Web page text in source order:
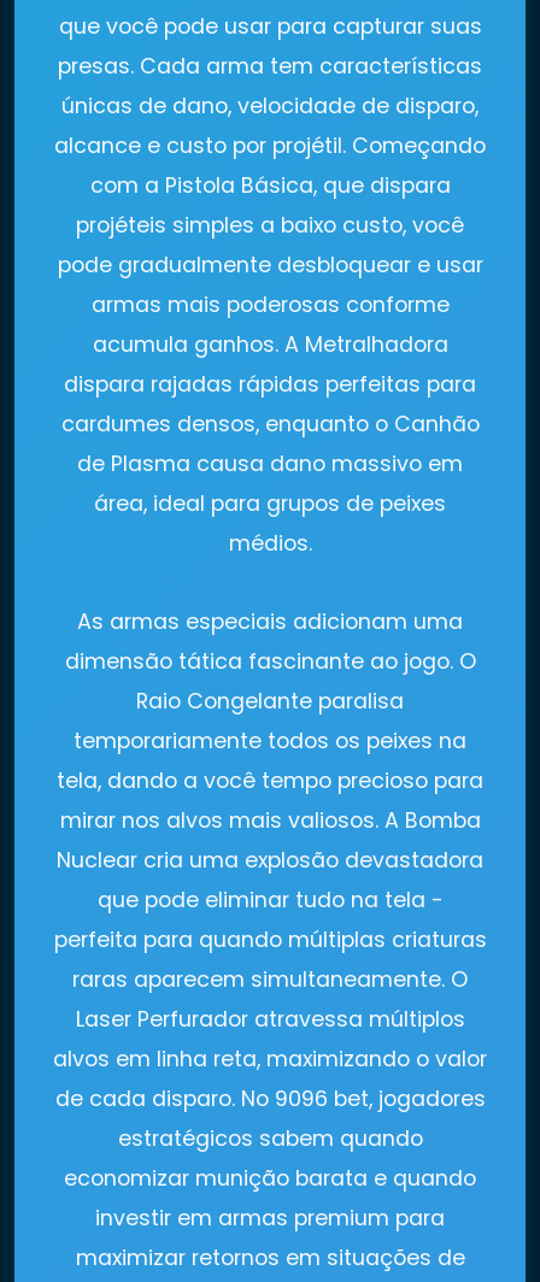
que você pode usar para capturar suas
presas. Cada arma tem características
únicas de dano, velocidade de disparo,
alcance e custo por projétil. Começando
com a Pistola Básica, que dispara
projéteis simples a baixo custo, você
pode gradualmente desbloquear e usar
armas mais poderosas conforme
acumula ganhos. A Metralhadora
dispara rajadas rápidas perfeitas para
cardumes densos, enquanto o Canhão
de Plasma causa dano massivo em
área, ideal para grupos de peixes
médios.
As armas especiais adicionam uma
dimensão tática fascinante ao jogo. O
Raio Congelante paralisa
temporariamente todos os peixes na
tela, dando a você tempo precioso para
mirar nos alvos mais valiosos. A Bomba
Nuclear cria uma explosão devastadora
que pode eliminar tudo na tela -
perfeita para quando múltiplas criaturas
raras aparecem simultaneamente. O
Laser Perfurador atravessa múltiplos
alvos em linha reta, maximizando o valor
de cada disparo. No 9096 bet, jogadores
estratégicos sabem quando
economizar munição barata e quando
investir em armas premium para
maximizar retornos em situações de